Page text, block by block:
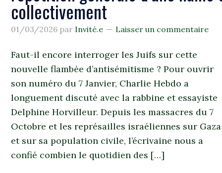
collectivement
01/03/2026 par Invité.e Laisser un commentaire
Faut-il encore interroger les Juifs sur cette
nouvelle flambée d’antisémitisme ? Pour ouvrir
son numéro du 7 Janvier, Charlie Hebdo a
longuement discuté avec la rabbine et essayiste
Delphine Horvilleur. Depuis les massacres du 7
Octobre et les représailles israéliennes sur Gaza
et sur sa population civile, l’écrivaine nous a
confié combien le quotidien des […]